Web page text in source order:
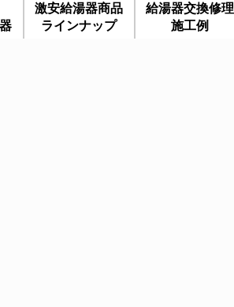
激安給湯器商品
ラインナップ
給湯器交換修理
施工例